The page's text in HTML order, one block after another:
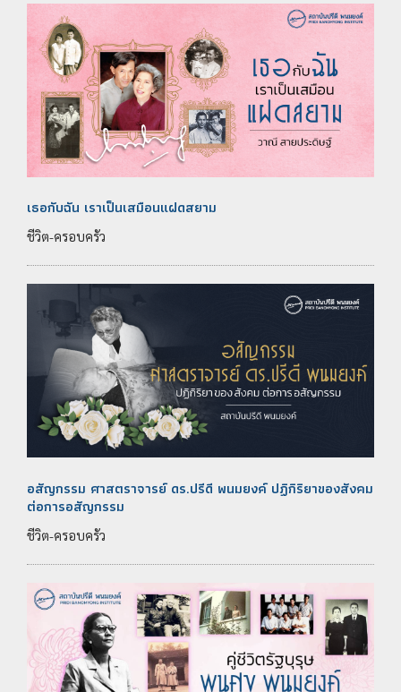
เธอกับฉัน เราเป็นเสมือนแฝดสยาม
ชีวิต-ครอบครัว
อสัญกรรม ศาสตราจารย์ ดร.ปรีดี พนมยงค์ ปฏิกิริยาของสังคม
ต่อการอสัญกรรม
ชีวิต-ครอบครัว